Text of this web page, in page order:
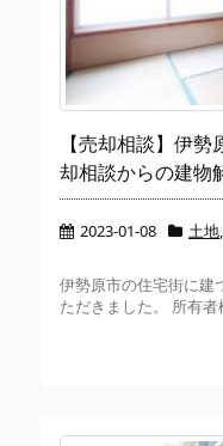
【売却相談】伊
却相談からの建物
2023-01-08 土地,
伊勢原市の住宅街に建
ただきました。 所有者